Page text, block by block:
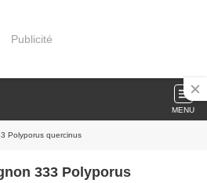
Publicité
MENU
Polyporus quercinus
333 Polyporus